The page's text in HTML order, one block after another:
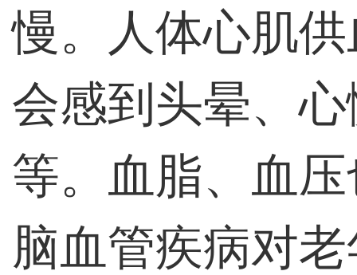
慢。人体心肌
会感到头晕、
等。血脂、血
脑血管疾病对